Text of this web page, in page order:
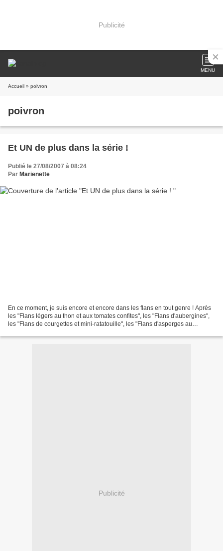
Publicité
MENU
Accueil » poivron
poivron
Et UN de plus dans la série !
Publié le 27/08/2007 à 08:24
Par Marienette
En ce moment, je suis encore et encore dans les flans en tout genre ! Après
les "Flans légers au thon et aux tomates confites", les "Flans d'aubergines",
les "Flans de courgettes et mini-ratatouille", les "Flans d'asperges au
Publicité